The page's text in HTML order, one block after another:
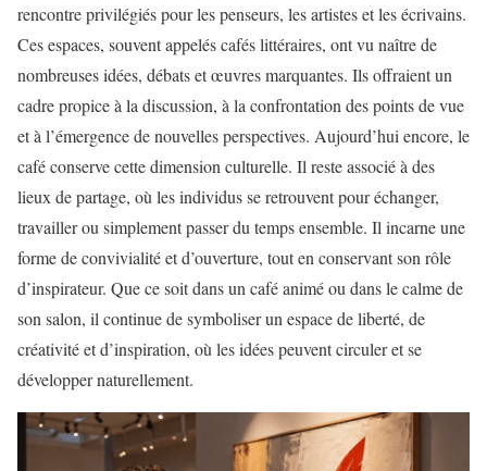
rencontre privilégiés pour les penseurs, les artistes et les écrivains.
Ces espaces, souvent appelés cafés littéraires, ont vu naître de
nombreuses idées, débats et œuvres marquantes. Ils offraient un
cadre propice à la discussion, à la confrontation des points de vue
et à l’émergence de nouvelles perspectives. Aujourd’hui encore, le
café conserve cette dimension culturelle. Il reste associé à des
lieux de partage, où les individus se retrouvent pour échanger,
travailler ou simplement passer du temps ensemble. Il incarne une
forme de convivialité et d’ouverture, tout en conservant son rôle
d’inspirateur. Que ce soit dans un café animé ou dans le calme de
son salon, il continue de symboliser un espace de liberté, de
créativité et d’inspiration, où les idées peuvent circuler et se
développer naturellement.